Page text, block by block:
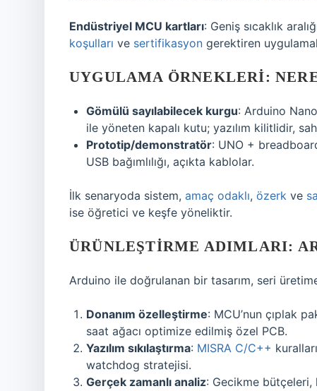
Endüstriyel MCU kartları: Geniş sıcaklık
koşulları ve sertifikasyon gerektiren
UYGULAMA ÖRNEKLERI:
Gömülü sayılabilecek kurgu: Arduino
ile yöneten kapalı kutu; yazılım kilitlidir,
Prototip/demonstratör: UNO +
USB bağımlılığı, açıkta kablolar.
İlk senaryoda sistem, amaç odaklı, özerk ve
ise öğretici ve keşfe yöneliktir.
ÜRÜNLEŞTIRME ADIMLARI:
Arduino ile doğrulanan bir tasarım, seri
Donanım özelleştirme: MCU’nun çıplak
saat ağacı optimize edilmiş özel PCB.
Yazılım sıkılaştırma: MISRA C/C++
watchdog stratejisi.
Gerçek zamanlı analiz: Gecikme bütçeleri,